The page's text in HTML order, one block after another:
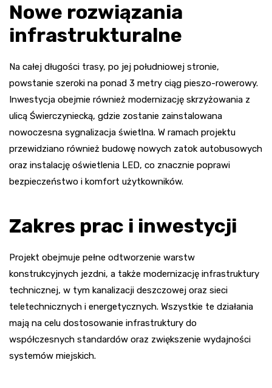
Nowe rozwiązania
infrastrukturalne
Na całej długości trasy, po jej południowej stronie,
powstanie szeroki na ponad 3 metry ciąg pieszo-rowerowy.
Inwestycja obejmie również modernizację skrzyżowania z
ulicą Świerczyniecką, gdzie zostanie zainstalowana
nowoczesna sygnalizacja świetlna. W ramach projektu
przewidziano również budowę nowych zatok autobusowych
oraz instalację oświetlenia LED, co znacznie poprawi
bezpieczeństwo i komfort użytkowników.
Zakres prac i inwestycji
Projekt obejmuje pełne odtworzenie warstw
konstrukcyjnych jezdni, a także modernizację infrastruktury
technicznej, w tym kanalizacji deszczowej oraz sieci
teletechnicznych i energetycznych. Wszystkie te działania
mają na celu dostosowanie infrastruktury do
współczesnych standardów oraz zwiększenie wydajności
systemów miejskich.